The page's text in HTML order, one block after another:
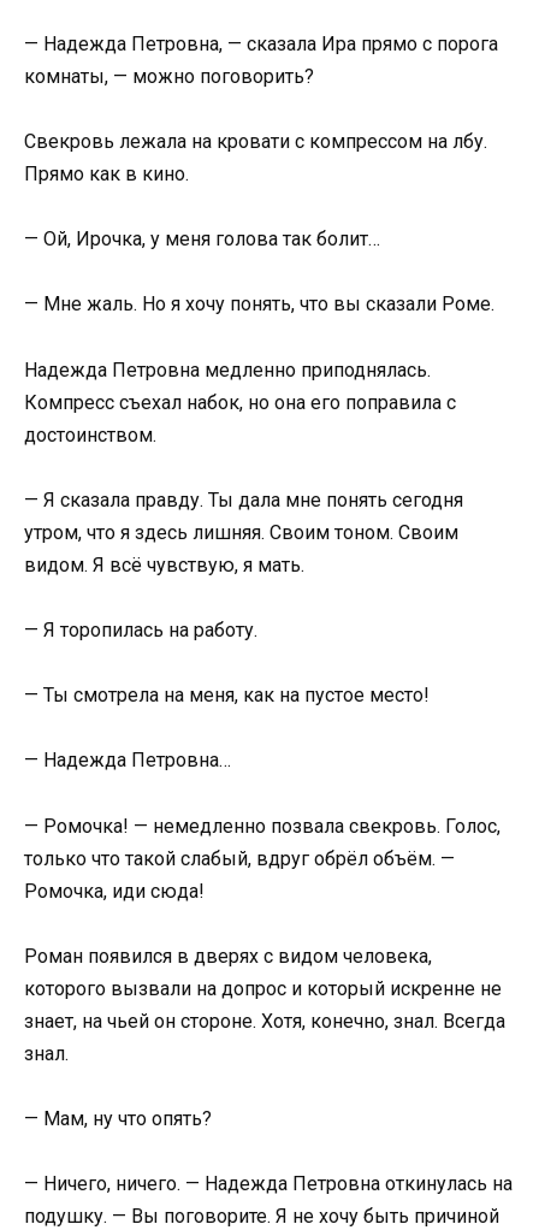
— Надежда Петровна, — сказала Ира прямо с порога
комнаты, — можно поговорить?
Свекровь лежала на кровати с компрессом на лбу.
Прямо как в кино.
— Ой, Ирочка, у меня голова так болит…
— Мне жаль. Но я хочу понять, что вы сказали Роме.
Надежда Петровна медленно приподнялась.
Компресс съехал набок, но она его поправила с
достоинством.
— Я сказала правду. Ты дала мне понять сегодня
утром, что я здесь лишняя. Своим тоном. Своим
видом. Я всё чувствую, я мать.
— Я торопилась на работу.
— Ты смотрела на меня, как на пустое место!
— Надежда Петровна…
— Ромочка! — немедленно позвала свекровь. Голос,
только что такой слабый, вдруг обрёл объём. —
Ромочка, иди сюда!
Роман появился в дверях с видом человека,
которого вызвали на допрос и который искренне не
знает, на чьей он стороне. Хотя, конечно, знал. Всегда
знал.
— Мам, ну что опять?
— Ничего, ничего. — Надежда Петровна откинулась на
подушку. — Вы поговорите. Я не хочу быть причиной